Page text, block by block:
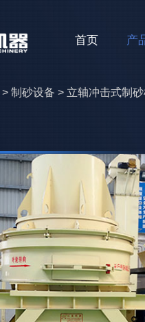
首页 产
>制砂设备 > 立轴冲击式制